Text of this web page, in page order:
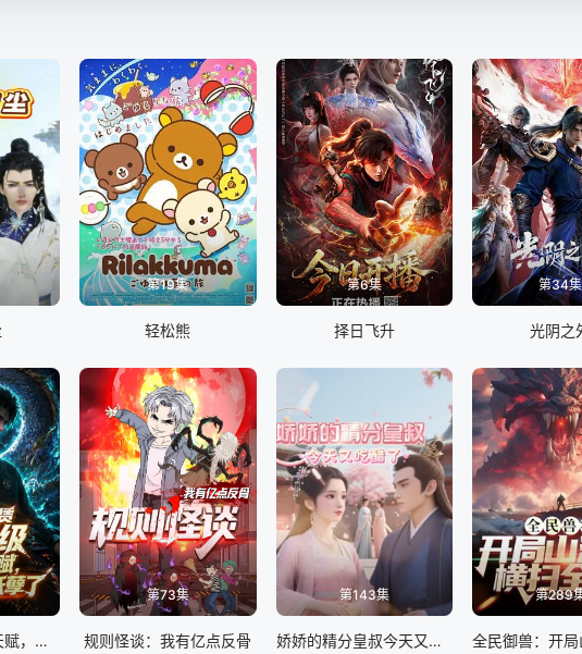
第19集
轻松熊
第6集
择日飞升
第34集
光阴之
开局SSS级御兽天赋，我成绝世妖孽动态漫画
第73集
规则怪谈：我有亿点反骨
第143集
娇娇的精分皇叔今天又吃醋了
第289